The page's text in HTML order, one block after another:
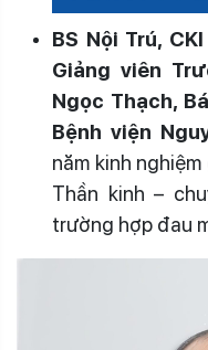
BS Nội Trú,
Giảng viên
Ngọc Thạch,
Bệnh viện
năm kinh
Thần kinh –
trường hợp đau